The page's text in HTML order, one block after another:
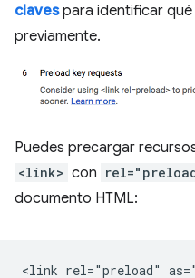
clavespara identificar
previamente.
Puedes precargar
<link> con
documento HTML: